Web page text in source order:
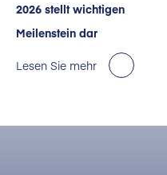
2026 stellt wichtigen
Meilenstein dar
Lesen Sie mehr